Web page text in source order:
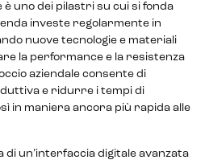
è uno dei pilastri su cui si fonda
investe regolarmente in
nuove tecnologie e materiali
la performance e la resistenza
aziendale consente di
e ridurre i tempi di
in maniera ancora più rapida alle
di un’interfaccia digitale avanzata